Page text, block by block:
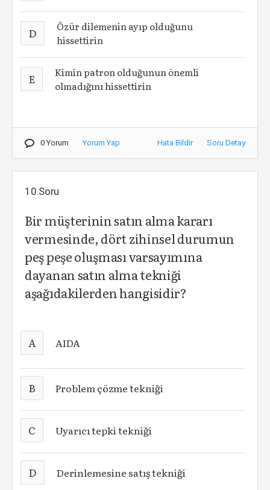
D
Özür dilemenin ayıp olduğunu
hissettirin
E
Kimin patron olduğunun önemli
olmadığını hissettirin
0 Yorum Yorum Yap Hata Bildir Soru Detay
10.Soru
Bir müşterinin satın alma kararı
vermesinde, dört zihinsel durumun
peş peşe oluşması varsayımına
dayanan satın alma tekniği
aşağıdakilerden hangisidir?
A AIDA
B Problem çözme tekniği
C Uyarıcı tepki tekniği
D Derinlemesine satış tekniği